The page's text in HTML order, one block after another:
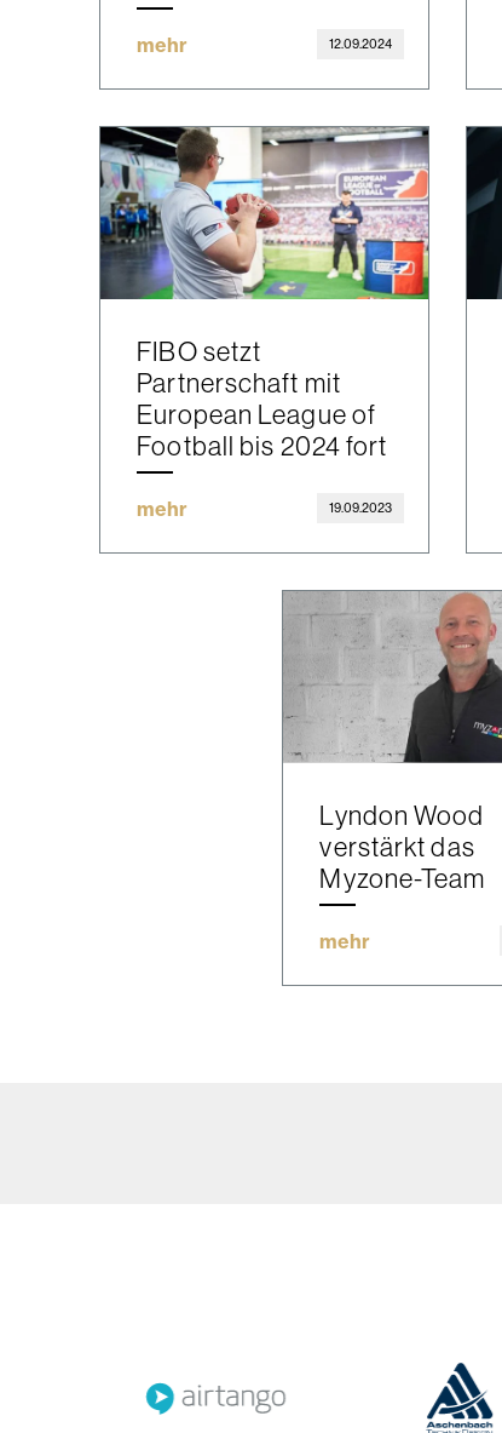
mehr 12.09.2024
FIBO setzt
Partnerschaft mit
European League of
Football bis 2024 fort
mehr 19.09.2023
Lyndon Wood
verstärkt das
Myzone-Team
mehr